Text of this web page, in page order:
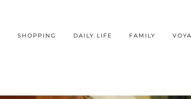
SHOPPING DAILY LIFE FAMILY